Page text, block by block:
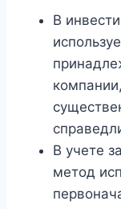
В
В учете
метод